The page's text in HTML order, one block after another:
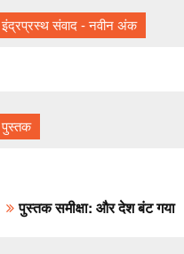
इंद्रप्रस्थ संवाद - नवीन अंक
पुस्तक
पुस्तक समीक्षा: और देश बंट गया